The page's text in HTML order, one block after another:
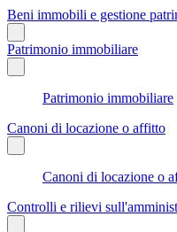
Beni immobili e gestione
Patrimonio immobiliare
Patrimonio immobiliare
Canoni di locazione o affitto
Canoni di locazione o
Controlli e rilievi